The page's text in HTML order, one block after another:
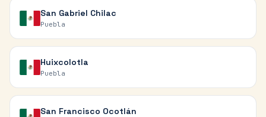
San Gabriel Chilac
Puebla
Huixcolotla
Puebla
San Francisco Ocotlán